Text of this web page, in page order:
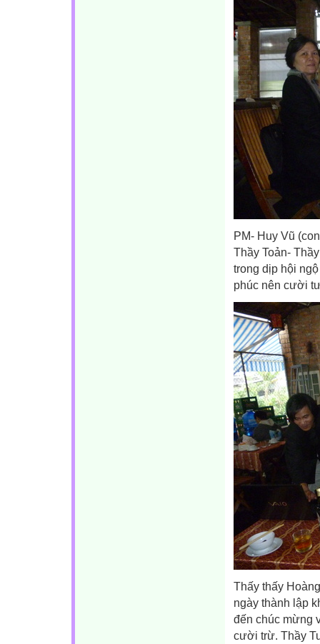
PM- Huy Vũ
Thầy Toản-
trong dịp hội
phúc nên cười
Thấy thấy
ngày thành lập
đến chúc mừng
cười trừ. Thầy